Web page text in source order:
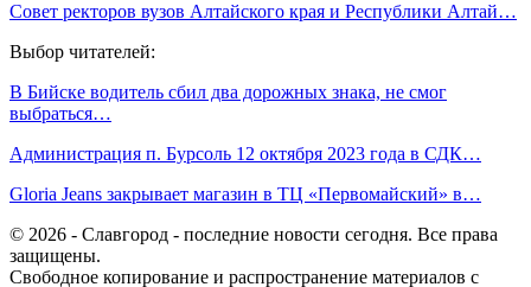
Совет ректоров вузов Алтайского края и Республики Алтай…
Выбор читателей:
В Бийске водитель сбил два дорожных знака, не смог
выбраться…
Администрация п. Бурсоль 12 октября 2023 года в СДК…
Gloria Jeans закрывает магазин в ТЦ «Первомайский» в…
© 2026 - Славгород - последние новости сегодня. Все права
защищены.
Свободное копирование и распространение материалов с